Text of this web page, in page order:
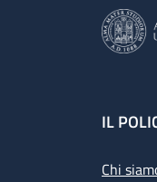
IL
Chi